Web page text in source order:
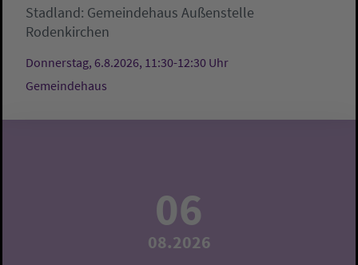
Stadland: Gemeindehaus Außenstelle
Rodenkirchen
Donnerstag, 6.8.2026, 11:30-12:30 Uhr
Gemeindehaus
06
08.2026